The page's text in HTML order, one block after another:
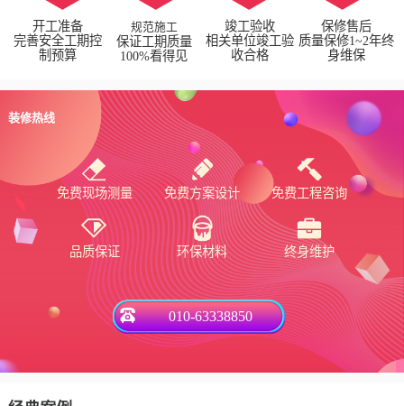
开工准备
完善安全工期控
制预算
规范施工
保证工期质量
100%看得见
竣工验收
相关单位竣工验
收合格
保修售后
质量保修1~2年终
身维保
装修热线
免费现场测量 免费方案设计 免费工程咨询
品质保证 环保材料 终身维护
010-63338850